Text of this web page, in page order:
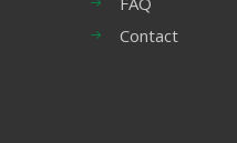
Contact